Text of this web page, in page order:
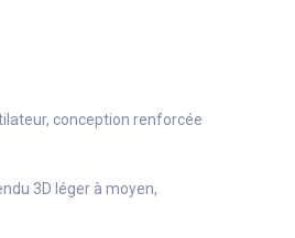
conception renforcée
3D léger à moyen,